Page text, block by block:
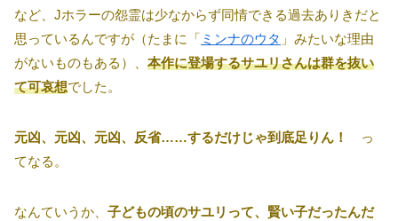
など、Jホラーの怨霊は少なからず同情できる過去ありきだと
思っているんですが（たまに「 ミンナのウタ 」みたいな理由
がないものもある）、 本作に登場するサユリさんは群を抜い
て可哀想でした。
元凶、元凶、元凶、反省……するだけじゃ到底足りん！
っ
てなる。
なんていうか、 子どもの頃のサユリって、賢い子だったんだ